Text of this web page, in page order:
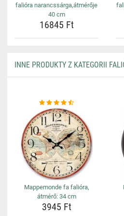
falióra narancssárga,átmérője
40 cm
16845 Ft
INNE PRODUKTY Z KATEGORII
Mappemonde fa falióra,
átmérő: 34 cm
3945 Ft